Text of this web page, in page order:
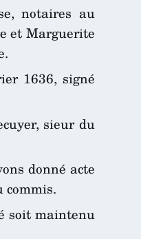
notaires au
et Marguerite
1636, signé
sieur du
donné acte
soit maintenu